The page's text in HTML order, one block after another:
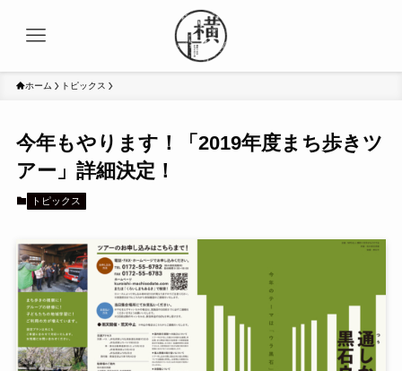
ホーム トピックス
今年もやります！「2019年度まち歩きツ
アー」詳細決定！
トピックス